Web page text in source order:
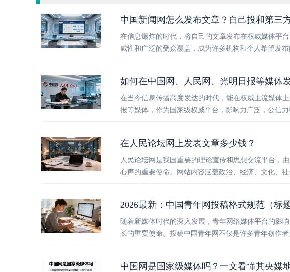
中国新闻网怎么发布文章？自己投和第三
在信息爆炸的时代，将自己的文章发布在权威媒体平
威性和广泛的受众覆盖，成为许多机构和个人希望发
如何在中国网、人民网、光明日报等媒体
在当今信息传播高度发达的时代，能在权威主流媒体
报等媒体，作为国家级权威平台，影响力广泛，公信
在人民论坛网上发表文章多少钱？
人民论坛网是我国重要的理论宣传和思想交流平台，
心声的重要使命。网站内容涵盖政治、经济、文化、
2026最新：中国青年网投稿格式规范（标
随着新媒体时代的深入发展，青年网络媒体平台的影
长的重要使命。投稿中国青年网不仅是许多青年创作
中国网是国家级媒体吗？一文看懂其央媒